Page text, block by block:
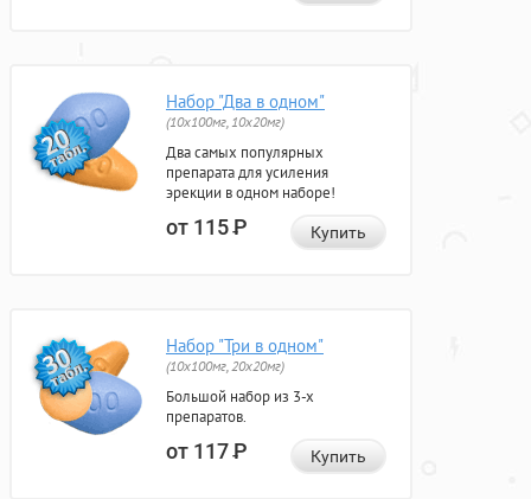
Набор "Два в одном"
(10x100мг, 10x20мг)
Два самых популярных
препарата для усиления
эрекции в одном наборе!
от 115Р Купить
Набор "Три в одном"
(10x100мг, 20x20мг)
Большой набор из 3-х
препаратов.
от 117Р Купить